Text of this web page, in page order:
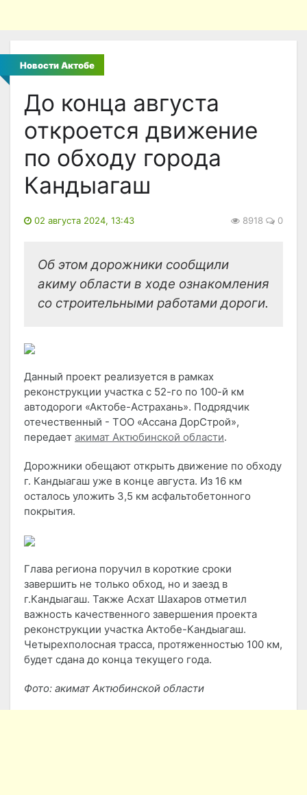
Новости Актобе
До конца августа
откроется движение
по обходу города
Кандыагаш
02 августа 2024, 13:43 8918 0
Об этом дорожники сообщили
акиму области в ходе ознакомления
со строительными работами дороги.
Данный проект реализуется в рамках
реконструкции участка с 52-го по 100-й км
автодороги «Актобе-Астрахань». Подрядчик
отечественный - ТОО «Ассана ДорСтрой»,
передает акимат Актюбинской области.
Дорожники обещают открыть движение по обходу
г. Кандыагаш уже в конце августа. Из 16 км
осталось уложить 3,5 км асфальтобетонного
покрытия.
Глава региона поручил в короткие сроки
завершить не только обход, но и заезд в
г.Кандыагаш. Также Асхат Шахаров отметил
важность качественного завершения проекта
реконструкции участка Актобе-Кандыагаш.
Четырехполосная трасса, протяженностью 100 км,
будет сдана до конца текущего года.
Фото: акимат Актюбинской области